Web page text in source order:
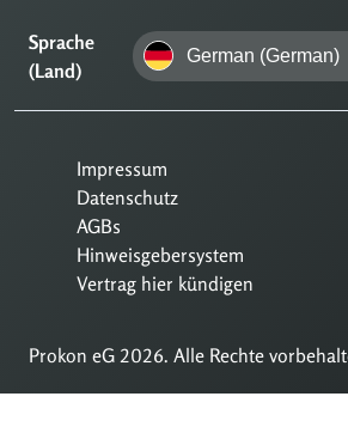
Sprache
(Land)
German (German)
Prokon eG 2026. Alle Rechte
Impressum
Datenschutz
AGBs
Hinweisgebersystem
Vertrag hier kündigen